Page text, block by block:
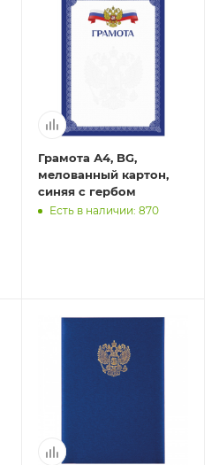
Грамота А4, BG,
мелованный картон,
синяя с гербом
Есть в наличии: 870